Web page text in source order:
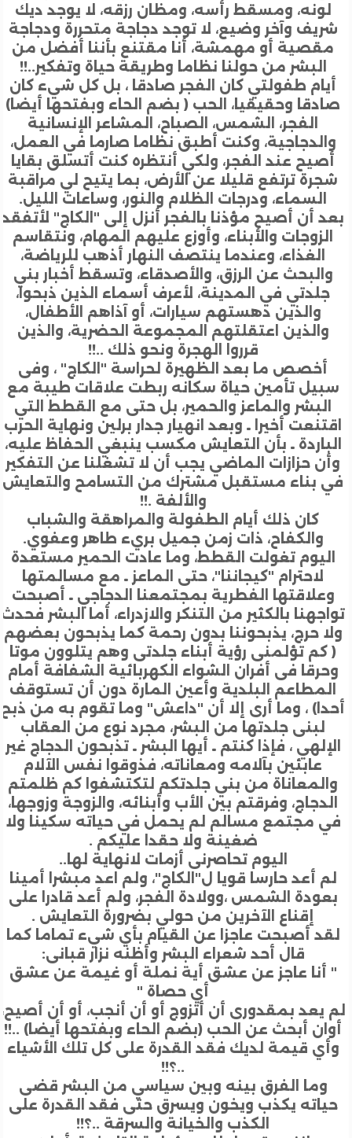
ومسقط رأسه، ومظان رزقه، لا يوجد ديك
وآخر وضيع، لا توجد دجاجة متحررة ودجاجة
أو مهمشة، أنا مقتنع بأننا أفضل من
البشر من حولنا نظاما وطريقة حياة وتفكير..!!
طفولتي كان الفجر صادقا ، بل كل شيء كان
وحقيقيا، الحب ( بضم الحاء وبفتحها أيضا)
الفجر، الشمس، الصباح، المشاعر الإنسانية
وكنت أطبق نظاما صارما في العمل،
عند الفجر، ولكي أنتظره كنت أتسلق بقايا
ترتفع قليلا عن الأرض، بما يتيح لي مراقبة
السماء، ودرجات الظلام والنور، وساعات الليل.
أن أصيح مؤذنا بالفجر أنزل إلى "الكاج" لأتفقد
والأبناء، وأوزع عليهم المهام، ونتقاسم
الغذاء، وعندما ينتصف النهار أذهب للرياضة،
عن الرزق، والأصدقاء، وتسقط أخبار بني
في المدينة، لأعرف أسماء الذين ذبحوا،
والذين دهستهم سيارات، أو آذاهم الأطفال،
اعتقلتهم المجموعة الحضرية، والذين
قرروا الهجرة ونحو ذلك ..!!
أخصص ما بعد الظهيرة لحراسة "الكاج" ، وفى
تأمين حياة سكانه ربطت علاقات طيبة مع
والماعز والحمير، بل حتى مع القطط التي
أخيرا ـ وبعد انهيار جدار برلين ونهاية الحرب
ـ بأن التعايش مكسب ينبغي الحفاظ عليه،
حزازات الماضي يجب أن لا تشغلنا عن التفكير
بناء مستقبل مشترك من التسامح والتعايش
والألفة .!!
كان ذلك أيام الطفولة والمراهقة والشباب
والكفاح، ذات زمن جميل بريء طاهر وعفوي.
تغولت القطط، وما عادت الحمير مستعدة
لاحترام "كيجاننا"، حتى الماعز ـ مع مسالمتها
الفطرية بمجتمعنا الدجاجي ـ أصبحت
بالكثير من التنكر والازدراء، أما البشر فحدث
حرج، يذبحوننا بدون رحمة كما يذبحون بعضهم
تؤلمنى رؤية أبناء جلدتى وهم يتلوون موتا
فى أفران الشواء الكهربائية الشفافة أمام
البلدية وأعين المارة دون أن تستوقف
، وما أرى إلا أن "داعش" وما تقوم به من ذبح
لبنى جلدتها من البشر، مجرد نوع من العقاب
، فإذا كنتم ـ أيها البشر ـ تذبحون الدجاج غير
عابئين بآلامه ومعاناته، فذوقوا نفس الآلام
من بني جلدتكم لتكتشفوا كم ظلمتم
وفرقتم بين الأب وأبنائه، والزوجة وزوجها،
مجتمع مسالم لم يحمل في حياته سكينا ولا
ضغينة ولا حقدا عليكم .
اليوم تحاصرنى أزمات لانهاية لها..
أعد حارسا قويا ل"الكاج"، ولم اعد مبشرا أمينا
الشمس ،وولادة الفجر، ولم أعد قادرا على
إقناع الآخرين من حولي بضرورة التعايش .
أصبحت عاجزا عن القيام بأي شيء تماما كما
قال أحد شعراء البشر وأظنه نزار قبانى:
عاجز عن عشق أية نملة أو غيمة عن عشق
أي حصاة "
بمقدورى أن أتزوج أو أن أنجب، أو أن أصيح،
أبحث عن الحب (بضم الحاء وبفتحها أيضا) ..!!
قيمة لديك فقد القدرة على كل تلك الأشياء
وما الفرق بينه وبين سياسي من البشر قضى
يكذب ويخون ويسرق حتى فقد القدرة على
الكذب والخيانة والسرقة ..؟!!